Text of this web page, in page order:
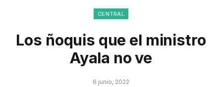
CENTRAL
Los ñoquis que el ministro
Ayala no ve
6 junio, 2022